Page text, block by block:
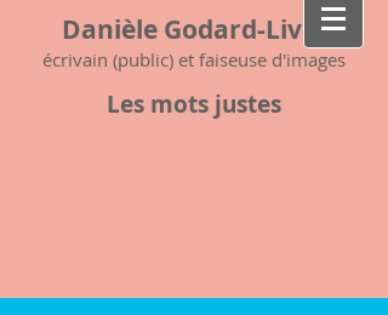
Danièle Godard-Livet
écrivain (public) et faiseuse d'images
Les mots justes